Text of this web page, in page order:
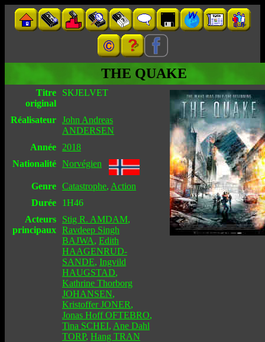
THE QUAKE
Titre
original
SKJELVET
Réalisateur John Andreas
ANDERSEN
Année
2018
Nationalité Norvégien
Genre Catastrophe, Action
Durée
1H46
Acteurs
principaux
Stig R. AMDAM,
Ravdeep Singh
BAJWA, Edith
HAAGENRUD-
SANDE, Ingvild
HAUGSTAD,
Kathrine Thorborg
JOHANSEN,
Kristoffer JONER,
Jonas Hoff OFTEBRO,
Tina SCHEI, Ane Dahl
TORP, Hang TRAN